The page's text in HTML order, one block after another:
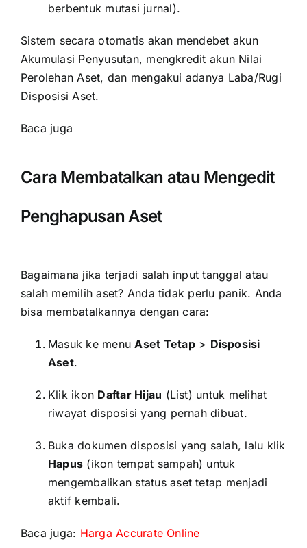
berbentuk mutasi jurnal).
Sistem secara otomatis akan mendebet akun
Akumulasi Penyusutan, mengkredit akun Nilai
Perolehan Aset, dan mengakui adanya Laba/Rugi
Disposisi Aset.
Baca juga
Cara Membatalkan atau Mengedit
Penghapusan Aset
Bagaimana jika terjadi salah input tanggal atau
salah memilih aset? Anda tidak perlu panik. Anda
bisa membatalkannya dengan cara:
Masuk ke menuAset Tetap> Disposisi
Aset.
Klik ikon Daftar Hijau (List) untuk melihat
riwayat disposisi yang pernah dibuat.
Buka dokumen disposisi yang salah, lalu klik
Hapus (ikon tempat sampah) untuk
mengembalikan status aset tetap menjadi
aktif kembali.
Baca juga: Harga Accurate Online